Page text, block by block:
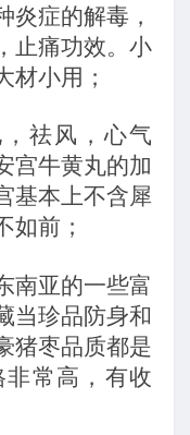
炎症的解毒，
止痛功效。小
材小用；
祛风，心气
宫牛黄丸的加
基本上不含犀
如前；
南亚的一些富
当珍品防身和
猪枣品质都是
非常高，有收